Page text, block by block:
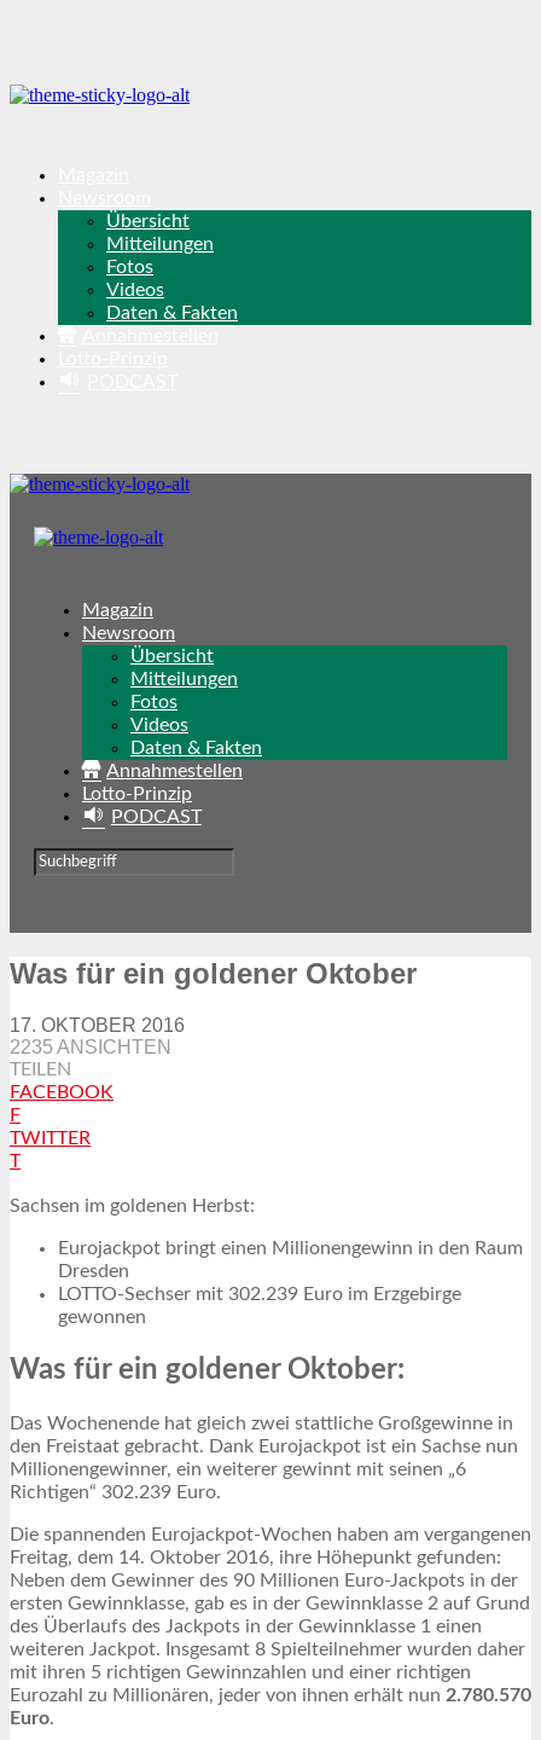
Übersicht
Mitteilungen
Fotos
Videos
Daten & Fakten
Magazin
Newsroom
Übersicht
Mitteilungen
Fotos
Videos
Daten & Fakten
Annahmestellen
Lotto-Prinzip
PODCAST
Was für ein goldener Oktober
17. OKTOBER 2016
2235 ANSICHTEN
TEILEN
FACEBOOK
F
TWITTER
T
Sachsen im goldenen Herbst:
Eurojackpot bringt einen Millionengewinn in den Raum
Dresden
LOTTO-Sechser mit 302.239 Euro im Erzgebirge
gewonnen
Was für ein goldener Oktober:
Das Wochenende hat gleich zwei stattliche Großgewinne in
den Freistaat gebracht. Dank Eurojackpot ist ein Sachse nun
Millionengewinner, ein weiterer gewinnt mit seinen „6
Richtigen“ 302.239 Euro.
Die spannenden Eurojackpot-Wochen haben am vergangenen
Freitag, dem 14. Oktober 2016, ihre Höhepunkt gefunden:
Neben dem Gewinner des 90 Millionen Euro-Jackpots in der
ersten Gewinnklasse, gab es in der Gewinnklasse 2 auf Grund
des Überlaufs des Jackpots in der Gewinnklasse 1 einen
weiteren Jackpot. Insgesamt 8 Spielteilnehmer wurden daher
mit ihren 5 richtigen Gewinnzahlen und einer richtigen
Eurozahl zu Millionären, jeder von ihnen erhält nun 2.780.570
Euro.